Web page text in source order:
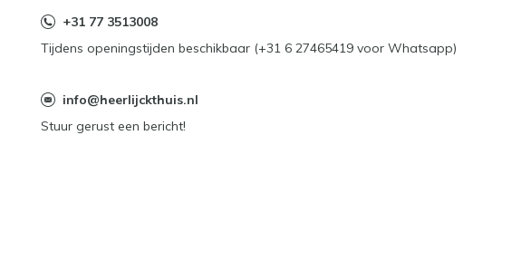
+31 77 3513008
Tijdens openingstijden beschikbaar (+31 6 27465419 voor Whatsapp)
info@heerlijckthuis.nl
Stuur gerust een bericht!